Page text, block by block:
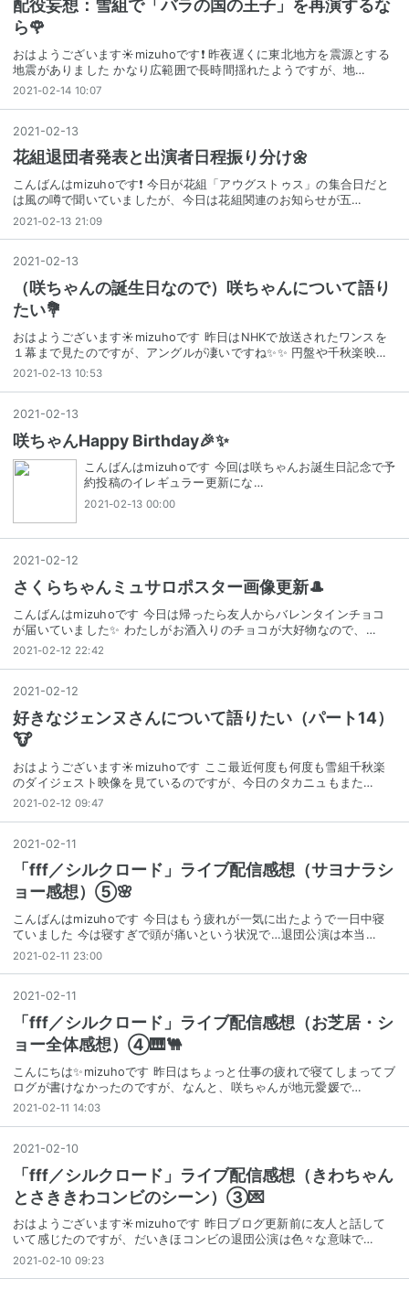
配役妄想：雪組で「バラの国の王子」を再演するな
ら🌹
おはようございます☀mizuhoです❗ 昨夜遅くに東北地方を震源とする
地震がありました かなり広範囲で長時間揺れたようですが、地…
2021-02-14 10:07
2021-02-13
花組退団者発表と出演者日程振り分け🌼
こんばんはmizuhoです❗ 今日が花組「アウグストゥス」の集合日だと
は風の噂で聞いていましたが、今日は花組関連のお知らせが五…
2021-02-13 21:09
2021 -02-13
（咲ちゃんの誕生日なので）咲ちゃんについて語り
たい💐
おはようございます☀mizuhoです 昨日はNHKで放送されたワンスを
１幕まで見たのですが、アングルが凄いですね✨✨ 円盤や千秋楽映…
2021-02-13 10:53
2021 -02-13
咲ちゃんHappy Birthday🎉✨
こんばんはmizuhoです 今回は咲ちゃんお誕生日記念で予
約投稿のイレギュラー更新にな…
2021-02-13 00:00
2021 -02-12
さくらちゃんミュサロポスター画像更新🎩
こんばんはmizuhoです 今日は帰ったら友人からバレンタインチョコ
が届いていました✨ わたしがお酒入りのチョコが大好物なので、…
2021-02-12 22:42
2021 -02-12
好きなジェンヌさんについて語りたい（パート14）
🐮
おはようございます☀mizuhoです ここ最近何度も何度も雪組千秋楽
のダイジェスト映像を見ているのですが、今日のタカニュもまた…
2021-02-12 09:47
2021-02-11
「fff／シルクロード」ライブ配信感想（サヨナラシ
ョー感想）⑤🌸
こんばんはmizuhoです 今日はもう疲れが一気に出たようで一日中寝
ていました 今は寝すぎで頭が痛いという状況で…退団公演は本当…
2021-02-11 23:00
2021 -02-11
「fff／シルクロード」ライブ配信感想（お芝居・シ
ョー全体感想）④🎹🐫
こんにちは✨mizuhoです 昨日はちょっと仕事の疲れで寝てしまってブ
ログが書けなかったのですが、なんと、咲ちゃんが地元愛媛で…
2021-02-11 14:03
2021 -02-10
「fff／シルクロード」ライブ配信感想（きわちゃん
とさききわコンビのシーン）③💌
おはようございます☀️mizuhoです 昨日ブログ更新前に友人と話して
いて感じたのですが、だいきほコンビの退団公演は色々な意味で…
2021-02-10 09:23